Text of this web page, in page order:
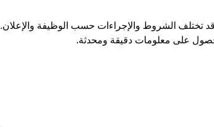
تختلف الشروط والإجراءات حسب الوظيفة والإعلان.
على معلومات دقيقة ومحدثة.